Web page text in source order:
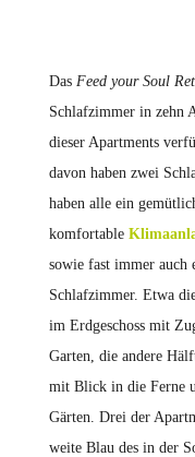
Das Feed your Soul
Schlafzimmer in zehn
dieser Apartments
davon haben zwei
haben alle ein
komfortable
sowie fast immer auch
Schlafzimmer. Etwa
im Erdgeschoss mit
Garten, die andere
mit Blick in die Ferne
Gärten. Drei der
weite Blau des in der